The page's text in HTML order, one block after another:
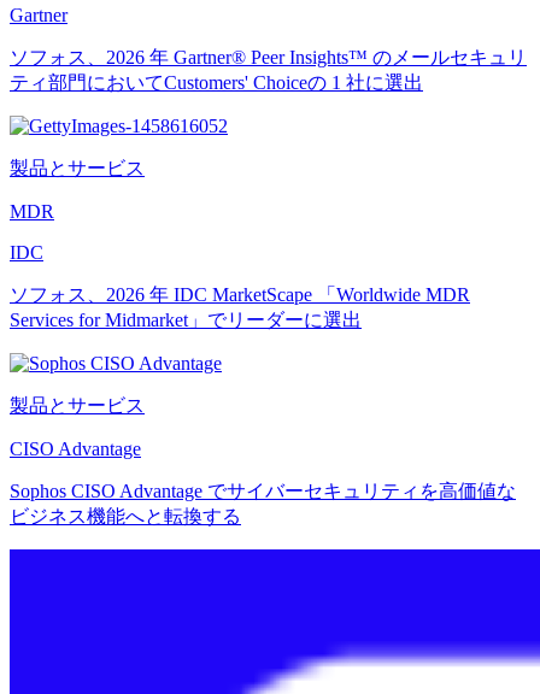
Gartner
ソフォス、2026 年 Gartner® Peer Insights™ のメールセキュリ
ティ部門においてCustomers' Choiceの 1 社に選出
製品とサービス
MDR
IDC
ソフォス、2026 年 IDC MarketScape 「Worldwide MDR
Services for Midmarket」でリーダーに選出
製品とサービス
CISO Advantage
Sophos CISO Advantage でサイバーセキュリティを高価値な
ビジネス機能へと転換する